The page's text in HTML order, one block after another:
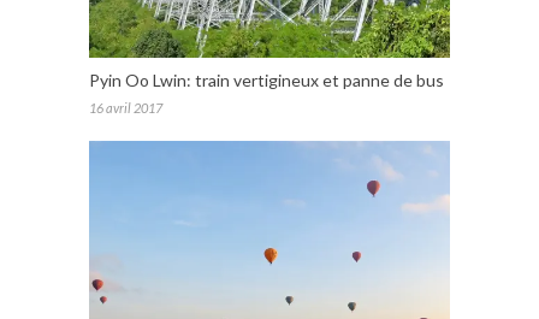
Pyin Oo Lwin: train vertigineux et panne de bus
16 avril 2017